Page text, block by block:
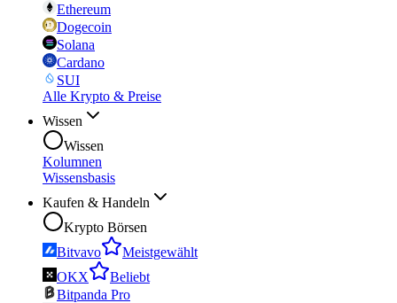
Ethereum
Dogecoin
Solana
Cardano
SUI
Alle Krypto & Preise
Wissen
Wissen
Kolumnen
Wissensbasis
Kaufen & Handeln
Krypto Börsen
Bitvavo
Meistgewählt
OKX
Beliebt
Bitpanda Pro